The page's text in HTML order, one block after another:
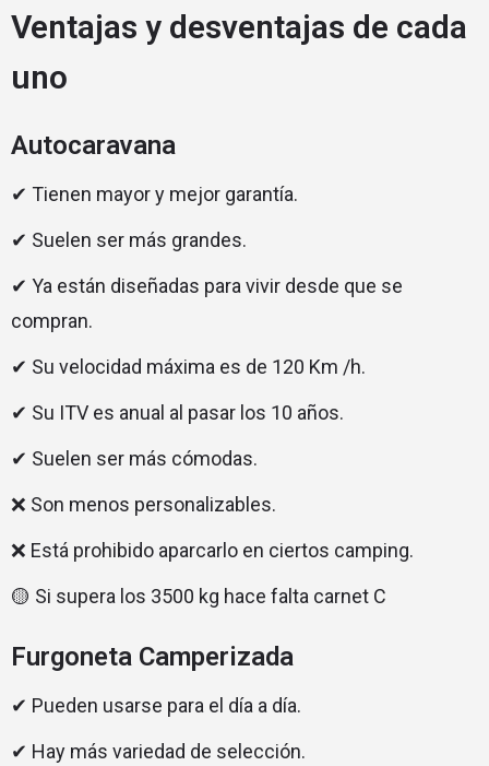
Ventajas y desventajas de cada
uno
Autocaravana
✔ Tienen mayor y mejor garantía.
✔ Suelen ser más grandes.
✔ Ya están diseñadas para vivir desde que se
compran.
✔ Su velocidad máxima es de 120 Km /h.
✔ Su ITV es anual al pasar los 10 años.
✔ Suelen ser más cómodas.
❌ Son menos personalizables.
❌ Está prohibido aparcarlo en ciertos camping.
🟡 Si supera los 3500 kg hace falta carnet C
Furgoneta Camperizada
✔ Pueden usarse para el día a día.
✔ Hay más variedad de selección.